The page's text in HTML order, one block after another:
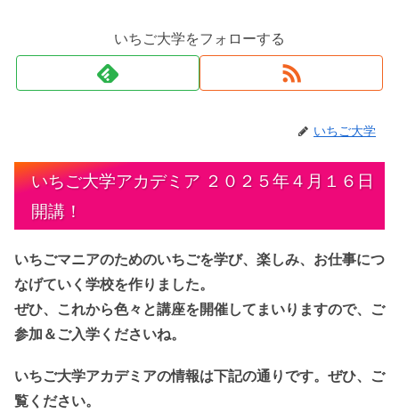
いちご大学をフォローする
いちご大学
いちご大学アカデミア ２０２５年４月１６日
開講！
いちごマニアのためのいちごを学び、楽しみ、お仕事につ
なげていく学校を作りました。
ぜひ、これから色々と講座を開催してまいりますので、ご
参加＆ご入学くださいね。
いちご大学アカデミアの情報は下記の通りです。ぜひ、ご
覧ください。